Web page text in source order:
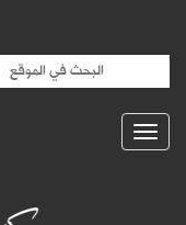
Toggle
navigation